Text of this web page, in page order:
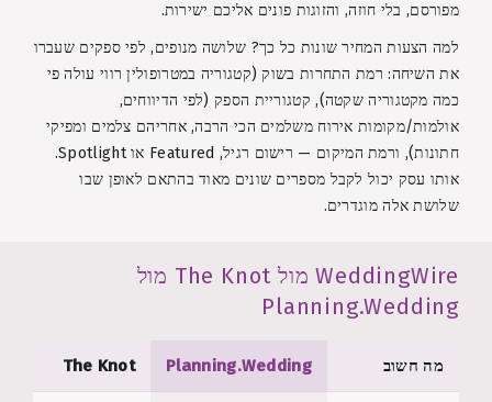
מפורסם, בלי חוזה, והזוגות פונים אליכם ישירות.
למה הצעות המחיר שונות כל כך? שלושה מנופים, לפי ספקים שעברו
את השיחה: רמת התחרות בשוק (קטגוריה במטרופולין רווי עולה פי
כמה מקטגוריה שקטה), קטגוריית הספק (לפי הדיווחים,
אולמות/מקומות אירוח משלמים הכי הרבה, אחריהם צלמים ומפיקי
חתונות), ורמת המיקום — רישום רגיל, Featured או Spotlight.
אותו עסק יכול לקבל מספרים שונים מאוד בהתאם לאופן שבו
שלושת אלה מוגדרים.
WeddingWire מול The Knot מול
Planning.Wedding
מה חשוב Planning.Wedding
The Knot